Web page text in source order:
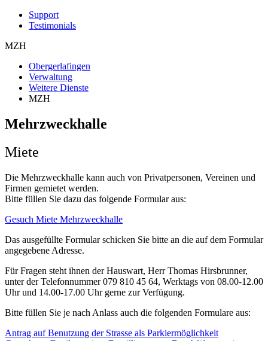
Support
Testimonials
MZH
Obergerlafingen
Verwaltung
Weitere Dienste
MZH
Mehrzweckhalle
Miete
Die Mehrzweckhalle kann auch von Privatpersonen, Vereinen und
Firmen gemietet werden.
Bitte füllen Sie dazu das folgende Formular aus:
Gesuch Miete Mehrzweckhalle
Das ausgefüllte Formular schicken Sie bitte an die auf dem Formular
angegebene Adresse.
Für Fragen steht ihnen der Hauswart, Herr Thomas Hirsbrunner,
unter der Telefonnummer 079 810 45 64, Werktags von 08.00-12.00
Uhr und 14.00-17.00 Uhr gerne zur Verfügung.
Bitte füllen Sie je nach Anlass auch die folgenden Formulare aus:
Antrag auf Benutzung der Strasse als Parkiermöglichkeit